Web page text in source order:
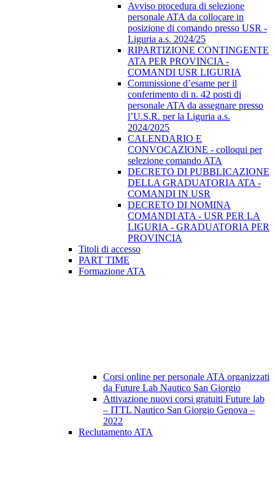
Avviso procedura di selezione
personale ATA da collocare in
posizione di comando presso USR -
Liguria a.s. 2024/25
RIPARTIZIONE CONTINGENTE
ATA PER PROVINCIA -
COMANDI USR LIGURIA
Commissione d’esame per il
conferimento di n. 42 posti di
personale ATA da assegnare presso
l’U.S.R. per la Liguria a.s.
2024/2025
CALENDARIO E
CONVOCAZIONE - colloqui per
selezione comando ATA
DECRETO DI PUBBLICAZIONE
DELLA GRADUATORIA ATA -
COMANDI IN USR
DECRETO DI NOMINA
COMANDI ATA - USR PER LA
LIGURIA - GRADUATORIA PER
PROVINCIA
Titoli di accesso
PART TIME
Formazione ATA
Corsi online per personale ATA organizzati
da Future Lab Nautico San Giorgio
Attivazione nuovi corsi gratuiti Future lab
– ITTL Nautico San Giorgio Genova –
2022
Reclutamento ATA